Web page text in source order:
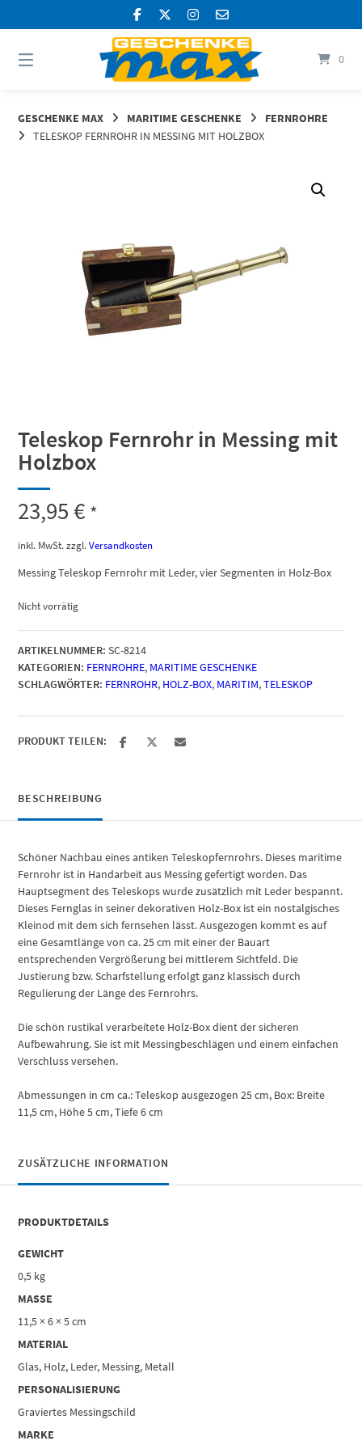
Inhalt
0
GESCHENKE MAX MARITIME GESCHENKE
FERNROHRE
TELESKOP FERNROHR IN MESSING MIT HOLZBOX
Teleskop Fernrohr in Messing mit
Holzbox
23,95€ *
inkl. MwSt. zzgl.Versandkosten
Messing Teleskop Fernrohr mit Leder, vier Segmenten in Holz-Box
Nicht vorrätig
ARTIKELNUMMER: SC-8214
KATEGORIEN: FERNROHRE, MARITIME GESCHENKE
SCHLAGWÖRTER: FERNROHR, HOLZ-BOX, MARITIM,TELESKOP
PRODUKT TEILEN:
BESCHREIBUNG
Schöner Nachbau eines antiken Teleskopfernrohrs. Dieses maritime
Fernrohr ist in Handarbeit aus Messing gefertigt worden. Das
Hauptsegment des Teleskops wurde zusätzlich mit Leder bespannt.
Dieses Fernglas in seiner dekorativen Holz-Box ist ein nostalgisches
Kleinod mit dem sich fernsehen lässt. Ausgezogen kommt es auf
eine Gesamtlänge von ca. 25 cm mit einer der Bauart
entsprechenden Vergrößerung bei mittlerem Sichtfeld. Die
Justierung bzw. Scharfstellung erfolgt ganz klassisch durch
Regulierung der Länge des Fernrohrs.
Die schön rustikal verarbeitete Holz-Box dient der sicheren
Aufbewahrung. Sie ist mit Messingbeschlägen und einem einfachen
Verschluss versehen.
Abmessungen in cm ca.: Teleskop ausgezogen 25 cm, Box: Breite
11,5 cm, Höhe 5 cm, Tiefe 6 cm
ZUSÄTZLICHE INFORMATION
PRODUKTDETAILS
GEWICHT
0,5 kg
MASSE
11,5 × 6 × 5 cm
MATERIAL
Glas, Holz, Leder, Messing, Metall
PERSONALISIERUNG
Graviertes Messingschild
MARKE